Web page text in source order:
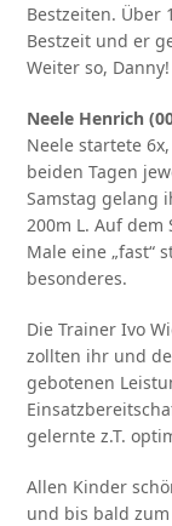
Bestzeiten. Über
Bestzeit und er
Weiter so, Danny!
Neele Henrich
Neele startete
beiden Tagen
Samstag gelang
200m L. Auf
Male eine „fast“
besonderes.
Die Trainer Ivo
zollten ihr und
gebotenen
gelernte z.T.
Allen Kinder
und bis bald